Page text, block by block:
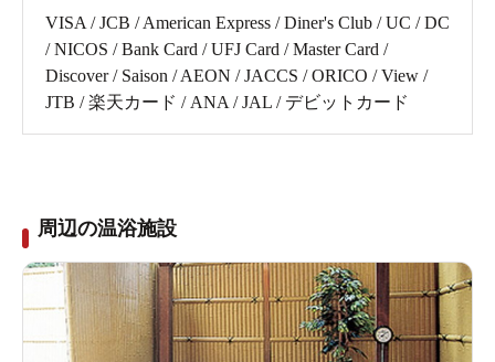
VISA / JCB / American Express / Diner's Club / UC / DC
/ NICOS / Bank Card / UFJ Card / Master Card /
Discover / Saison / AEON / JACCS / ORICO / View /
JTB / 楽天カード / ANA / JAL / デビットカード
周辺の温浴施設